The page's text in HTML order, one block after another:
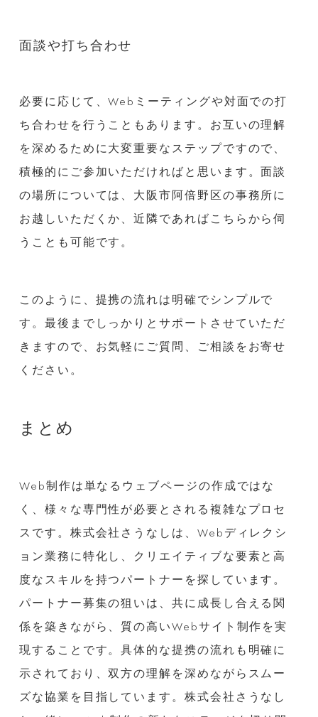
面談や打ち合わせ
必要に応じて、Webミーティングや対面での打
ち合わせを行うこともあります。お互いの理解
を深めるために大変重要なステップですので、
積極的にご参加いただければと思います。面談
の場所については、大阪市阿倍野区の事務所に
お越しいただくか、近隣であればこちらから伺
うことも可能です。
このように、提携の流れは明確でシンプルで
す。最後までしっかりとサポートさせていただ
きますので、お気軽にご質問、ご相談をお寄せ
ください。
まとめ
Web制作は単なるウェブページの作成ではな
く、様々な専門性が必要とされる複雑なプロセ
スです。株式会社さうなしは、Webディレクシ
ョン業務に特化し、クリエイティブな要素と高
度なスキルを持つパートナーを探しています。
パートナー募集の狙いは、共に成長し合える関
係を築きながら、質の高いWebサイト制作を実
現することです。具体的な提携の流れも明確に
示されており、双方の理解を深めながらスムー
ズな協業を目指しています。株式会社さうなし